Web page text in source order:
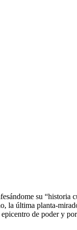
su “historia
la última planta-
de poder y